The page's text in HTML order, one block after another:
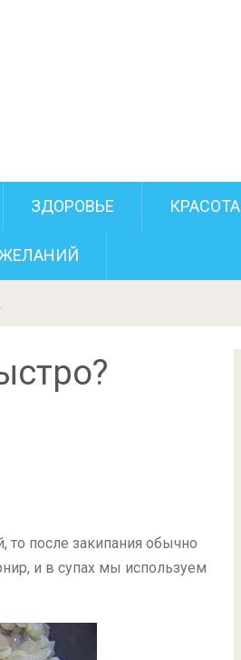
ЗДОРОВЬЕ КРАСОТА
то после закипания обычно
и в супах мы используем